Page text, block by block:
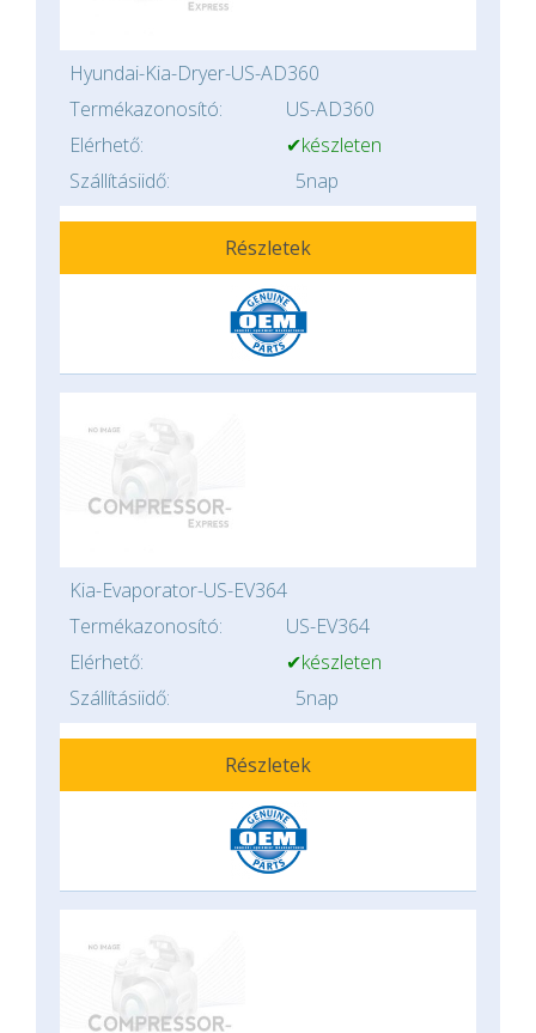
Hyundai-Kia-Dryer-US-AD360
Termékazonosító:
US-AD360
Elérhető:
✔készleten
Szállításiidő:
5nap
Részletek
Kia-Evaporator-US-EV364
Termékazonosító:
US-EV364
Elérhető:
✔készleten
Szállításiidő:
5nap
Részletek